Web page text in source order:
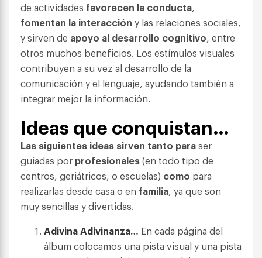
de actividades favorecen la conducta,
fomentan la interacción y las relaciones sociales,
y sirven de apoyo al desarrollo cognitivo, entre
otros muchos beneficios. Los estímulos visuales
contribuyen a su vez al desarrollo de la
comunicación y el lenguaje, ayudando también a
integrar mejor la información.
Ideas que conquistan…
Las siguientes ideas sirven tanto paraser
guiadas por profesionales(en todo tipo de
centros, geriátricos, o escuelas) como para
realizarlas desde casa o en familia, ya que son
muy sencillas y divertidas.
Adivina Adivinanza… En cada página del
álbum colocamos una pista visual y una pista